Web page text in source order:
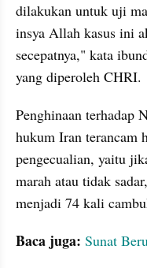
dilakukan untuk uji
insya Allah kasus ini
secepatnya," kata
yang diperoleh CHRI.
Penghinaan terhadap
hukum Iran terancam
pengecualian, yaitu
marah atau tidak
menjadi 74 kali
Baca juga: Sunat